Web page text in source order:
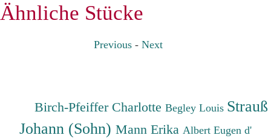
Ähnliche Stücke
Previous- Next
Birch-Pfeiffer CharlotteBegley Louis Strauß
Johann (Sohn) Mann Erika Albert Eugen d'